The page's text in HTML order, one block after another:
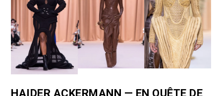
HAIDER ACKERMANN — EN QUÊTE DE